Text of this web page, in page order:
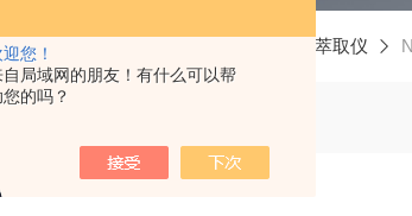
您！
自局域网的朋友！有什么可以帮
您的吗？
位置： 液液萃取仪